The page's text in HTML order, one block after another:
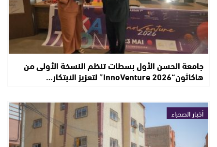
جامعة الحسن الأول بسطات تنظم النسخة الأولى من
هاكاثون“InnoVenture 2026” لتعزيز الابتكار…
أخبار الصحراء